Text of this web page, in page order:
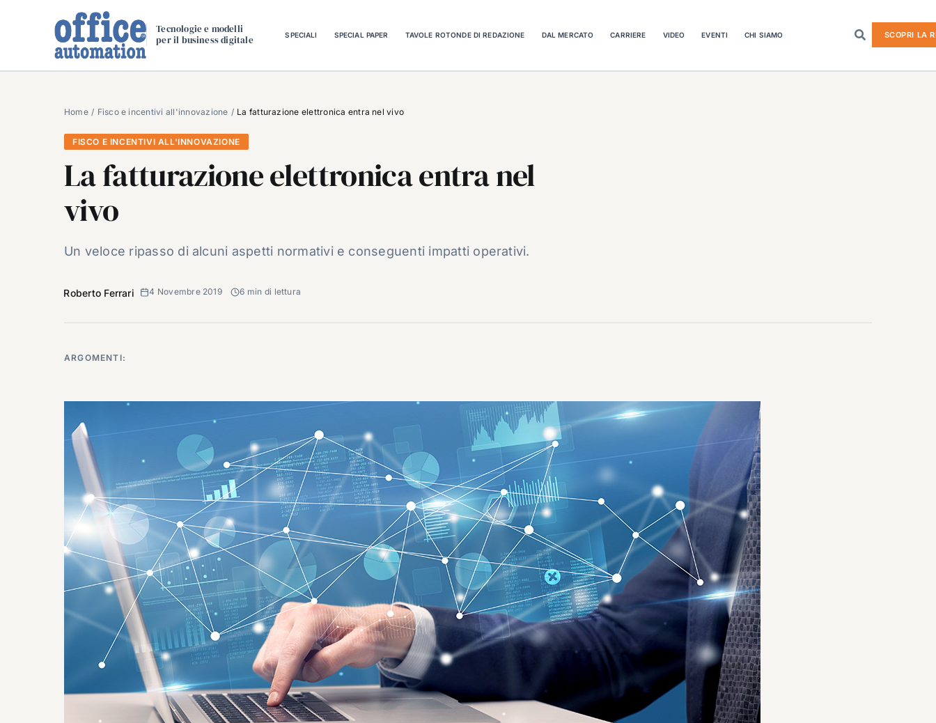
Tecnologie e modelli
per il business digitale
SPECIALI SPECIAL PAPER TAVOLE ROTONDE DI REDAZIONE DAL MERCATO CARRIERE VIDEO EVENTI CHI SIAMO SCOPRI LA
Home Fisco e incentivi all'innovazione La fatturazione elettronica entra nel vivo
FISCO E INCENTIVI ALL'INNOVAZIONE
La fatturazione elettronica entra nel
vivo
Un veloce ripasso di alcuni aspetti normativi e conseguenti impatti operativi.
Roberto Ferrari 4 Novembre 2019 6 min di lettura
ARGOMENTI: